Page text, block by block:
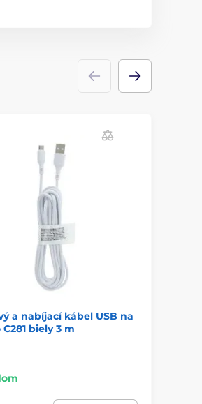
a nabíjací kábel USB na
C281 biely 3 m